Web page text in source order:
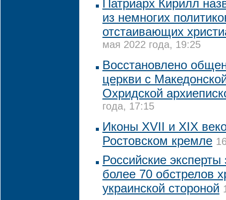
Патриарх Кирилл
из немногих
отстаивающих
мая 2022 года, 19:25
Восстановлено
церкви с
Охридской
года, 17:15
Иконы XVII и XIX
Ростовском кремле
Российские
более 70 обстрелов
украинской стороной